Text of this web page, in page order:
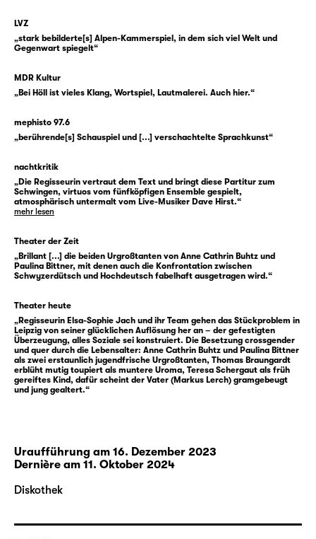
ein kleines Kind kümmern kann; das Kind,
das die Augen aufmacht, um den lauernden
Häusern in dieselben zu schauen, die Oma,
die durch Beharrlichkeit sich einen Platz auf
der Bank erobert und dadurch symbolisch die
Sprachlosigkeit findet die kleine
Trauergemeinschaft zu einem Miteinander
durch Gesten, zur Begegnung im Angesicht
der Sterne — und vielleicht wird am Ende
nicht alles, doch manches gut.
ausgetretenen Diskurspfaden. Mit seinen
Figuren begibt er sich in Gegenden, die
scheinbar vom Verlauf der großen Weltzeit
Stimmungen, Rituale ineinanderfließen.
Bildstark lässt Höll die geisterdurchzogene
Schweizer Alpenwelt lebendig werden. Der
Autor, der selbst den biographischen Weg
von Sachsen in die Schweiz gegangen ist, ist
mit „Niederwald“ bereits zum vierten Mal seit
Leipziger Uraufführungen zu den Mülheimer
Theatertagen eingeladen, zweimal („Und
dann“ sowie „Drei sind wir“ 2016) mit dem
Mülheimer Dramatikpreis ausgezeichnet.
LVZ
„stark bebilderte[s] Alpen-Kammerspiel, in dem sich viel Welt und
Gegenwart spiegelt“
MDR Kultur
„Bei Höll ist vieles Klang, Wortspiel, Lautmalerei. Auch hier.“
mephisto 97.6
„berührende[s] Schauspiel und [...] verschachtelte Sprachkunst“
nachtkritik
„Die Regisseurin vertraut dem Text und bringt diese Partitur zum
Schwingen, virtuos vom fünfköpfigen Ensemble gespielt,
atmosphärisch untermalt vom Live-Musiker Dave Hirst.“
mehr lesen
Theater der Zeit
„Brillant [...] die beiden Urgroßtanten von Anne Cathrin Buhtz und
Paulina Bittner, mit denen auch die Konfrontation zwischen
Schwyzerdütsch und Hochdeutsch fabelhaft ausgetragen wird.“
Theater heute
„Regisseurin Elsa-Sophie Jach und ihr Team gehen das Stückproblem in
Leipzig von seiner glücklichen Auflösung her an – der gefestigten
Überzeugung, alles Soziale sei konstruiert. Die Besetzung crossgender
und quer durch die Lebensalter: Anne Cathrin Buhtz und Paulina Bittner
als zwei erstaunlich jugendfrische Urgroßtanten, Thomas Braungardt
erblüht mutig toupiert als muntere Uroma, Teresa Schergaut als früh
gereiftes Kind, dafür scheint der Vater (Markus Lerch) gramgebeugt
und jung gealtert.“
Uraufführung am 16. Dezember 2023
Dernière am 11. Oktober 2024
Diskothek